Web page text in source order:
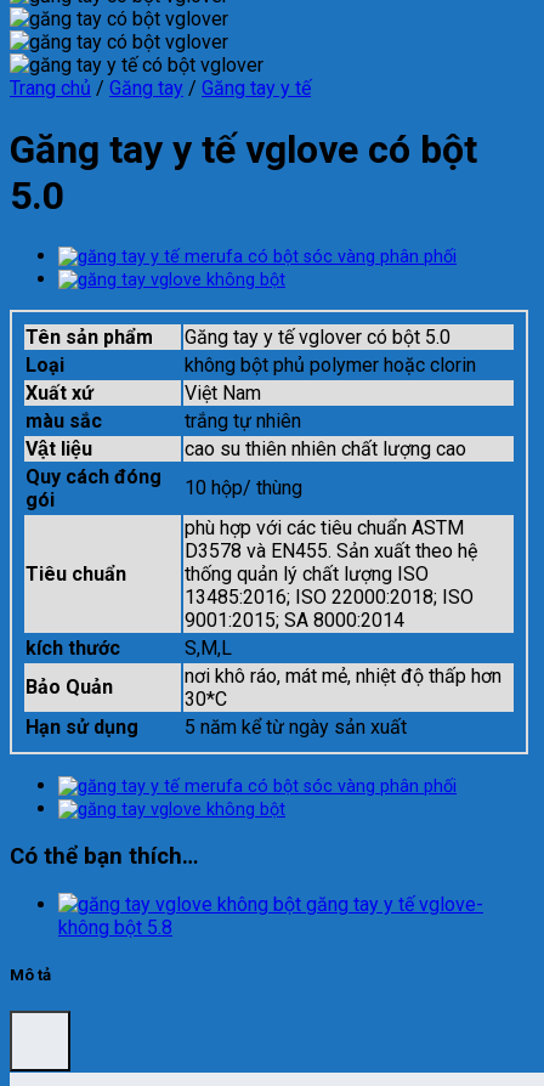
Trang chủ / Găng tay / Găng tay y tế
Găng tay y tế vglove có bột
5.0
Tên sản phẩm
Găng tay y tế vglover có bột 5.0
Loại
không bột phủ polymer hoặc clorin
Xuất xứ
Việt Nam
màu sắc
trắng tự nhiên
Vật liệu
cao su thiên nhiên chất lượng cao
Quy cách đóng
gói
10 hộp/ thùng
Tiêu chuẩn
phù hợp với các tiêu chuẩn ASTM
D3578 và EN455. Sản xuất theo hệ
thống quản lý chất lượng ISO
13485:2016; ISO 22000:2018; ISO
9001:2015; SA 8000:2014
kích thước
S,M,L
Bảo Quản
nơi khô ráo, mát mẻ, nhiệt độ thấp hơn
30*C
Hạn sử dụng
5 năm kể từ ngày sản xuất
Có thể bạn thích…
găng tay y tế vglove-
không bột 5.8
Mô tả